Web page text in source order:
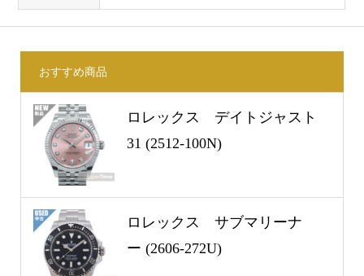
おすすめ商品
ロレックス デイトジャスト
31 (2512-100N)
ロレックス サブマリーナ
ー (2606-272U)